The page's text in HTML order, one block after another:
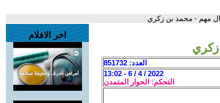
مهم - محمد بن زكري
العدد: 851732
2022 / 4 / 6 - 13:02
التحكم: الحوار المتمدن
اخر الافلام